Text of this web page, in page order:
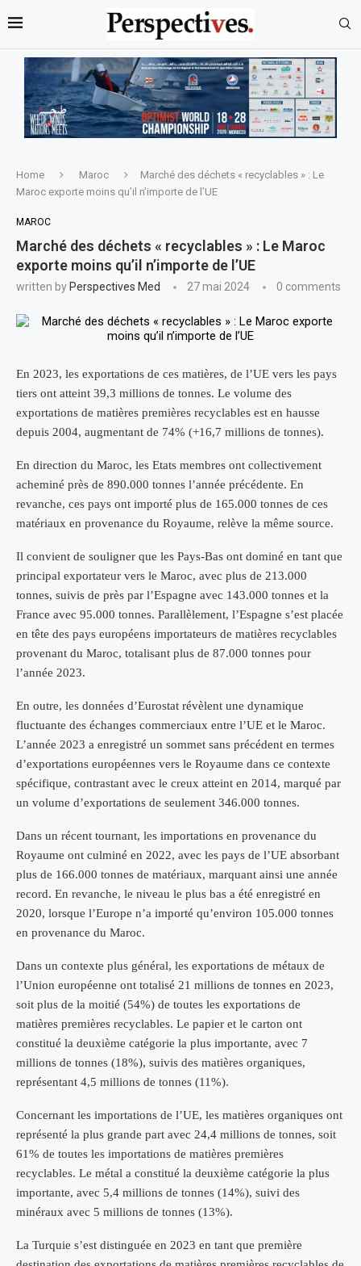
Home Maroc
Marché des déchets « recyclables » : Le
Maroc exporte moins qu’il n’importe de l’UE
MAROC
Marché des déchets « recyclables » : Le Maroc
exporte moins qu’il n’importe de l’UE
written by Perspectives Med 27 mai 2024 0 comments
En 2023, les exportations de ces matières, de l’UE vers les pays
tiers ont atteint 39,3 millions de tonnes. Le volume des
exportations de matières premières recyclables est en hausse
depuis 2004, augmentant de 74% (+16,7 millions de tonnes).
En direction du Maroc, les Etats membres ont collectivement
acheminé près de 890.000 tonnes l’année précédente. En
revanche, ces pays ont importé plus de 165.000 tonnes de ces
matériaux en provenance du Royaume, relève la même source.
Il convient de souligner que les Pays-Bas ont dominé en tant que
principal exportateur vers le Maroc, avec plus de 213.000
tonnes, suivis de près par l’Espagne avec 143.000 tonnes et la
France avec 95.000 tonnes. Parallèlement, l’Espagne s’est placée
en tête des pays européens importateurs de matières recyclables
provenant du Maroc, totalisant plus de 87.000 tonnes pour
l’année 2023.
En outre, les données d’Eurostat révèlent une dynamique
fluctuante des échanges commerciaux entre l’UE et le Maroc.
L’année 2023 a enregistré un sommet sans précédent en termes
d’exportations européennes vers le Royaume dans ce contexte
spécifique, contrastant avec le creux atteint en 2014, marqué par
un volume d’exportations de seulement 346.000 tonnes.
Dans un récent tournant, les importations en provenance du
Royaume ont culminé en 2022, avec les pays de l’UE absorbant
plus de 166.000 tonnes de matériaux, marquant ainsi une année
record. En revanche, le niveau le plus bas a été enregistré en
2020, lorsque l’Europe n’a importé qu’environ 105.000 tonnes
en provenance du Maroc.
Dans un contexte plus général, les exportations de métaux de
l’Union européenne ont totalisé 21 millions de tonnes en 2023,
soit plus de la moitié (54%) de toutes les exportations de
matières premières recyclables. Le papier et le carton ont
constitué la deuxième catégorie la plus importante, avec 7
millions de tonnes (18%), suivis des matières organiques,
représentant 4,5 millions de tonnes (11%).
Concernant les importations de l’UE, les matières organiques ont
représenté la plus grande part avec 24,4 millions de tonnes, soit
61% de toutes les importations de matières premières
recyclables. Le métal a constitué la deuxième catégorie la plus
importante, avec 5,4 millions de tonnes (14%), suivi des
minéraux avec 5 millions de tonnes (13%).
La Turquie s’est distinguée en 2023 en tant que première